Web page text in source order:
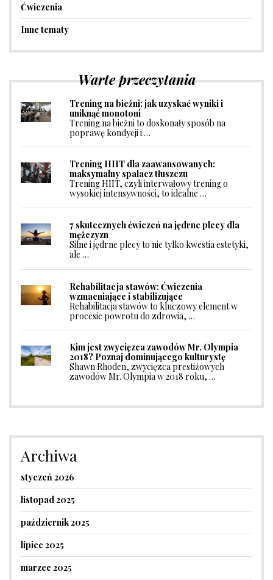
Ćwiczenia
Inne tematy
Warte przeczytania
Trening na bieżni: jak uzyskać wyniki i
uniknąć monotoni
Trening na bieżni to doskonały sposób na
poprawę kondycji i …
Trening HIIT dla zaawansowanych:
maksymalny spalacz tłuszczu
Trening HIIT, czyli interwałowy trening o
wysokiej intensywności, to idealne …
7 skutecznych ćwiczeń na jędrne plecy dla
mężczyzn
Silne i jędrne plecy to nie tylko kwestia estetyki,
ale …
Rehabilitacja stawów: Ćwiczenia
wzmacniające i stabilizujące
Rehabilitacja stawów to kluczowy element w
procesie powrotu do zdrowia, …
Kim jest zwycięzca zawodów Mr. Olympia
2018? Poznaj dominującego kulturystę
Shawn Rhoden, zwycięzca prestiżowych
zawodów Mr. Olympia w 2018 roku, …
Archiwa
styczeń 2026
listopad 2025
październik 2025
lipiec 2025
marzec 2025